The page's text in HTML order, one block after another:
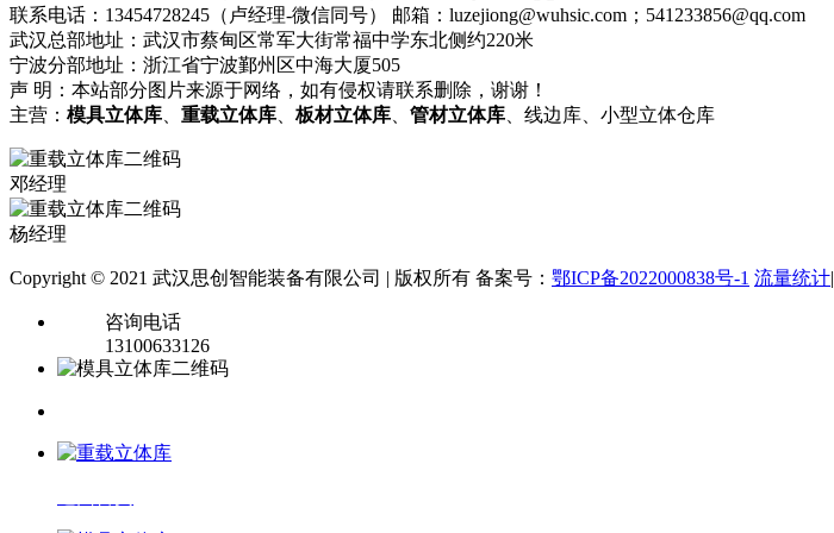
联系电话：13454728245（卢经理-微信同号） 邮箱：luzejiong@wuhsic.com；541233856@qq.com
武汉总部地址：武汉市蔡甸区常军大街常福中学东北侧约220米
宁波分部地址：浙江省宁波鄞州区中海大厦505
声 明：本站部分图片来源于网络，如有侵权请联系删除，谢谢！
主营： 模具立体库 重载立体库 板材立体库 管材立体库 、线边库、小型立体仓库
邓经理
杨经理
Copyright © 2021 武汉思创智能装备有限公司 | 版权所有 备案号： 鄂ICP备2022000838号-1 流量统计|
咨询电话
13100633126